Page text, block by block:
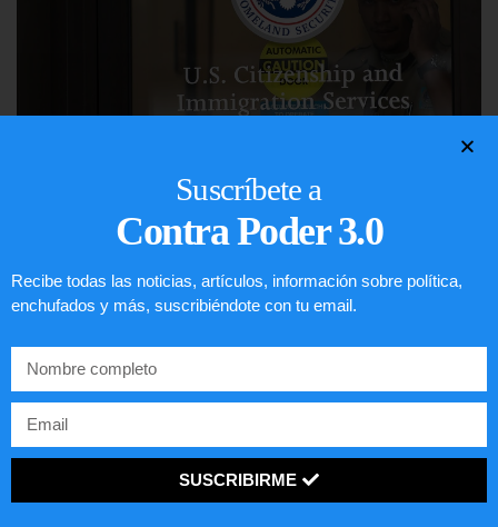
Comunistas no son bienvenidos en
LEER ARTÍCULO...
Suscríbete a
Contra Poder 3.0
Recibe todas las noticias, artículos, información sobre política,
enchufados y más, suscribiéndote con tu email.
SUSCRIBIRME